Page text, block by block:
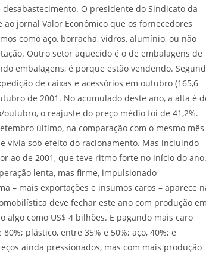
O presidente do Sindicato da
jornal Valor Econômico que os fornecedores
como aço, borracha, vidros, alumínio, ou não
Outro setor aquecido é o de embalagens de
embalagens, é porque estão vendendo.
de caixas e acessórios em outubro (165,6
de 2001. No acumulado deste ano, a alta é
o reajuste do preço médio foi de 41,2%.
último, na comparação com o mesmo mês
vivia sob efeito do racionamento. Mas incluindo
ao de 2001, que teve ritmo forte no início do ano.
lenta, mas firme, impulsionado
– mais exportações e insumos caros – aparece
deve fechar este ano com produção em
como US$ 4 bilhões. E pagando mais caro
plástico, entre 35% e 50%; aço, 40%; e
ainda pressionados, mas com mais produção